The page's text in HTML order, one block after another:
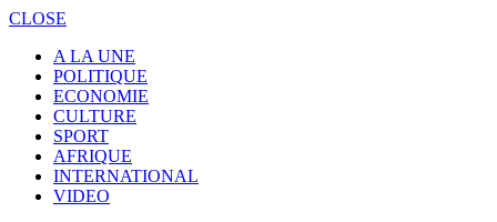
CLOSE
A LA UNE
POLITIQUE
ECONOMIE
CULTURE
SPORT
AFRIQUE
INTERNATIONAL
VIDEO